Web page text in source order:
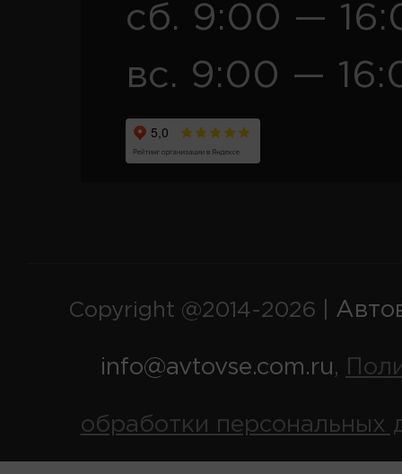
сб. 9:00 —
вс. 9:00 —
Copyright @2014-2026 |
info@avtovse.com.ru,
обработки персональных